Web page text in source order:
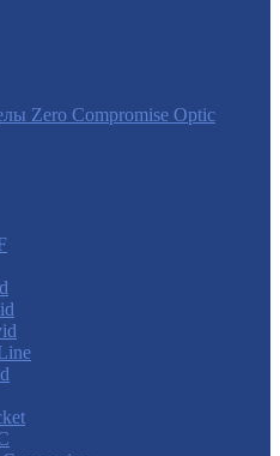
Zero Compromise Optic